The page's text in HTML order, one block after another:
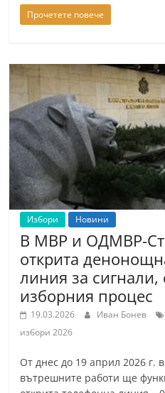
o
a
z
a
n
l
k
-
b
g
i
n
o
,
Прочетете повече
Избори Новини
В МВР и ОДМВР-
открита
линия за сигнали,
изборния процес
19.03.2026 Иван Бонев
избори 2026
От днес до 19 април 2026 г.
вътрешните работи ще